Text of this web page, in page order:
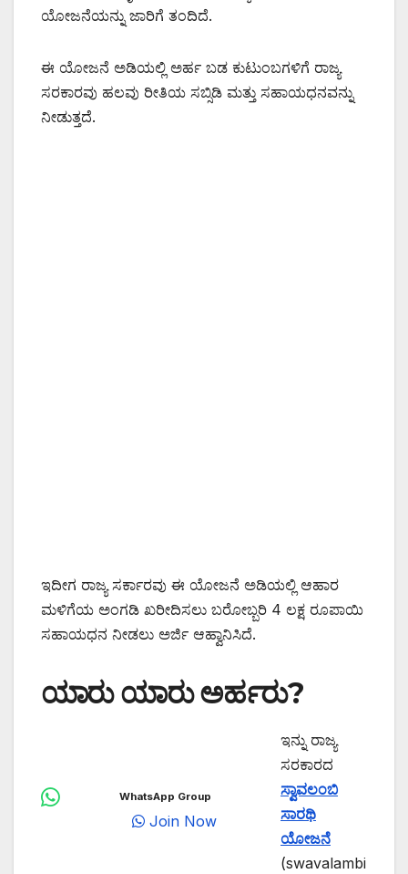
ಯೋಜನೆಯನ್ನು ಜಾರಿಗೆ ತಂದಿದೆ.
ಈ ಯೋಜನೆ ಅಡಿಯಲ್ಲಿ ಅರ್ಹ ಬಡ ಕುಟುಂಬಗಳಿಗೆ ರಾಜ್ಯ
ಸರಕಾರವು ಹಲವು ರೀತಿಯ ಸಬ್ಸಿಡಿ ಮತ್ತು ಸಹಾಯಧನವನ್ನು
ನೀಡುತ್ತದೆ.
ಇದೀಗ ರಾಜ್ಯ ಸರ್ಕಾರವು ಈ ಯೋಜನೆ ಅಡಿಯಲ್ಲಿ ಆಹಾರ
ಮಳಿಗೆಯ ಅಂಗಡಿ ಖರೀದಿಸಲು ಬರೋಬ್ಬರಿ 4 ಲಕ್ಷ ರೂಪಾಯಿ
ಸಹಾಯಧನ ನೀಡಲು ಅರ್ಜಿ ಆಹ್ವಾನಿಸಿದೆ.
ಯಾರು ಯಾರು ಅರ್ಹರು?
WhatsApp Group
Join Now
ಇನ್ನು ರಾಜ್ಯ
ಸರಕಾರದ
ಸ್ವಾವಲಂಬಿ
ಸಾರಥಿ
ಯೋಜನೆ
(swavalambi